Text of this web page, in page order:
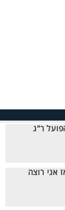
ר"ג
אני רוצה